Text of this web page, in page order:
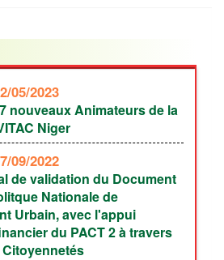
05/2023
nouveaux Animateurs de la
Niger
09/2022
de validation du Document
Nationale de
Urbain, avec l'appui
du PACT 2 à travers